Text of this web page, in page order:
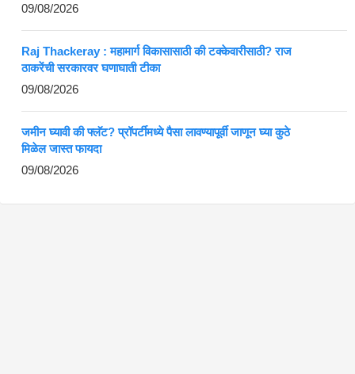
09/08/2026
Raj Thackeray : महामार्ग विकासासाठी की टक्केवारीसाठी? राज
ठाकरेंची सरकारवर घणाघाती टीका
09/08/2026
जमीन घ्यावी की फ्लॅट? प्रॉपर्टीमध्ये पैसा लावण्यापूर्वी जाणून घ्या कुठे
मिळेल जास्त फायदा
09/08/2026